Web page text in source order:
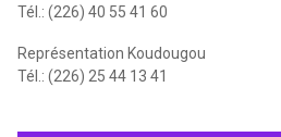
Tél.: (226) 40 55 41 60
Représentation Koudougou
Tél.: (226) 25 44 13 41